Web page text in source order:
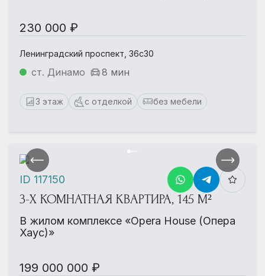
230 000 ₽
Ленинградский проспект, 36с30
ст. Динамо 8 мин
3 этаж с отделкой без мебели
3-Х КОМНАТНАЯ КВАРТИРА, 145 М²
В жилом комплексе «Opera House (Опера
Хаус)»
199 000 000 ₽
ID 117150